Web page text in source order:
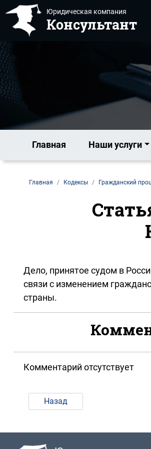
Юридическая компания
Консультант
Главная Наши услуги
Главная Кодексы Гражданский
Дело, принятое судом в
связи с изменением
страны.
Комментарий отсутствует
Назад